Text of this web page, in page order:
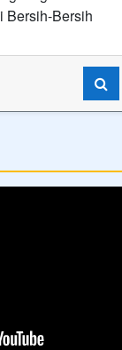
Bersih-Bersih